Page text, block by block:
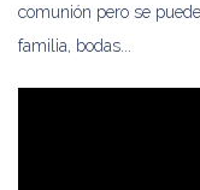
comunión pero se
familia, bodas...